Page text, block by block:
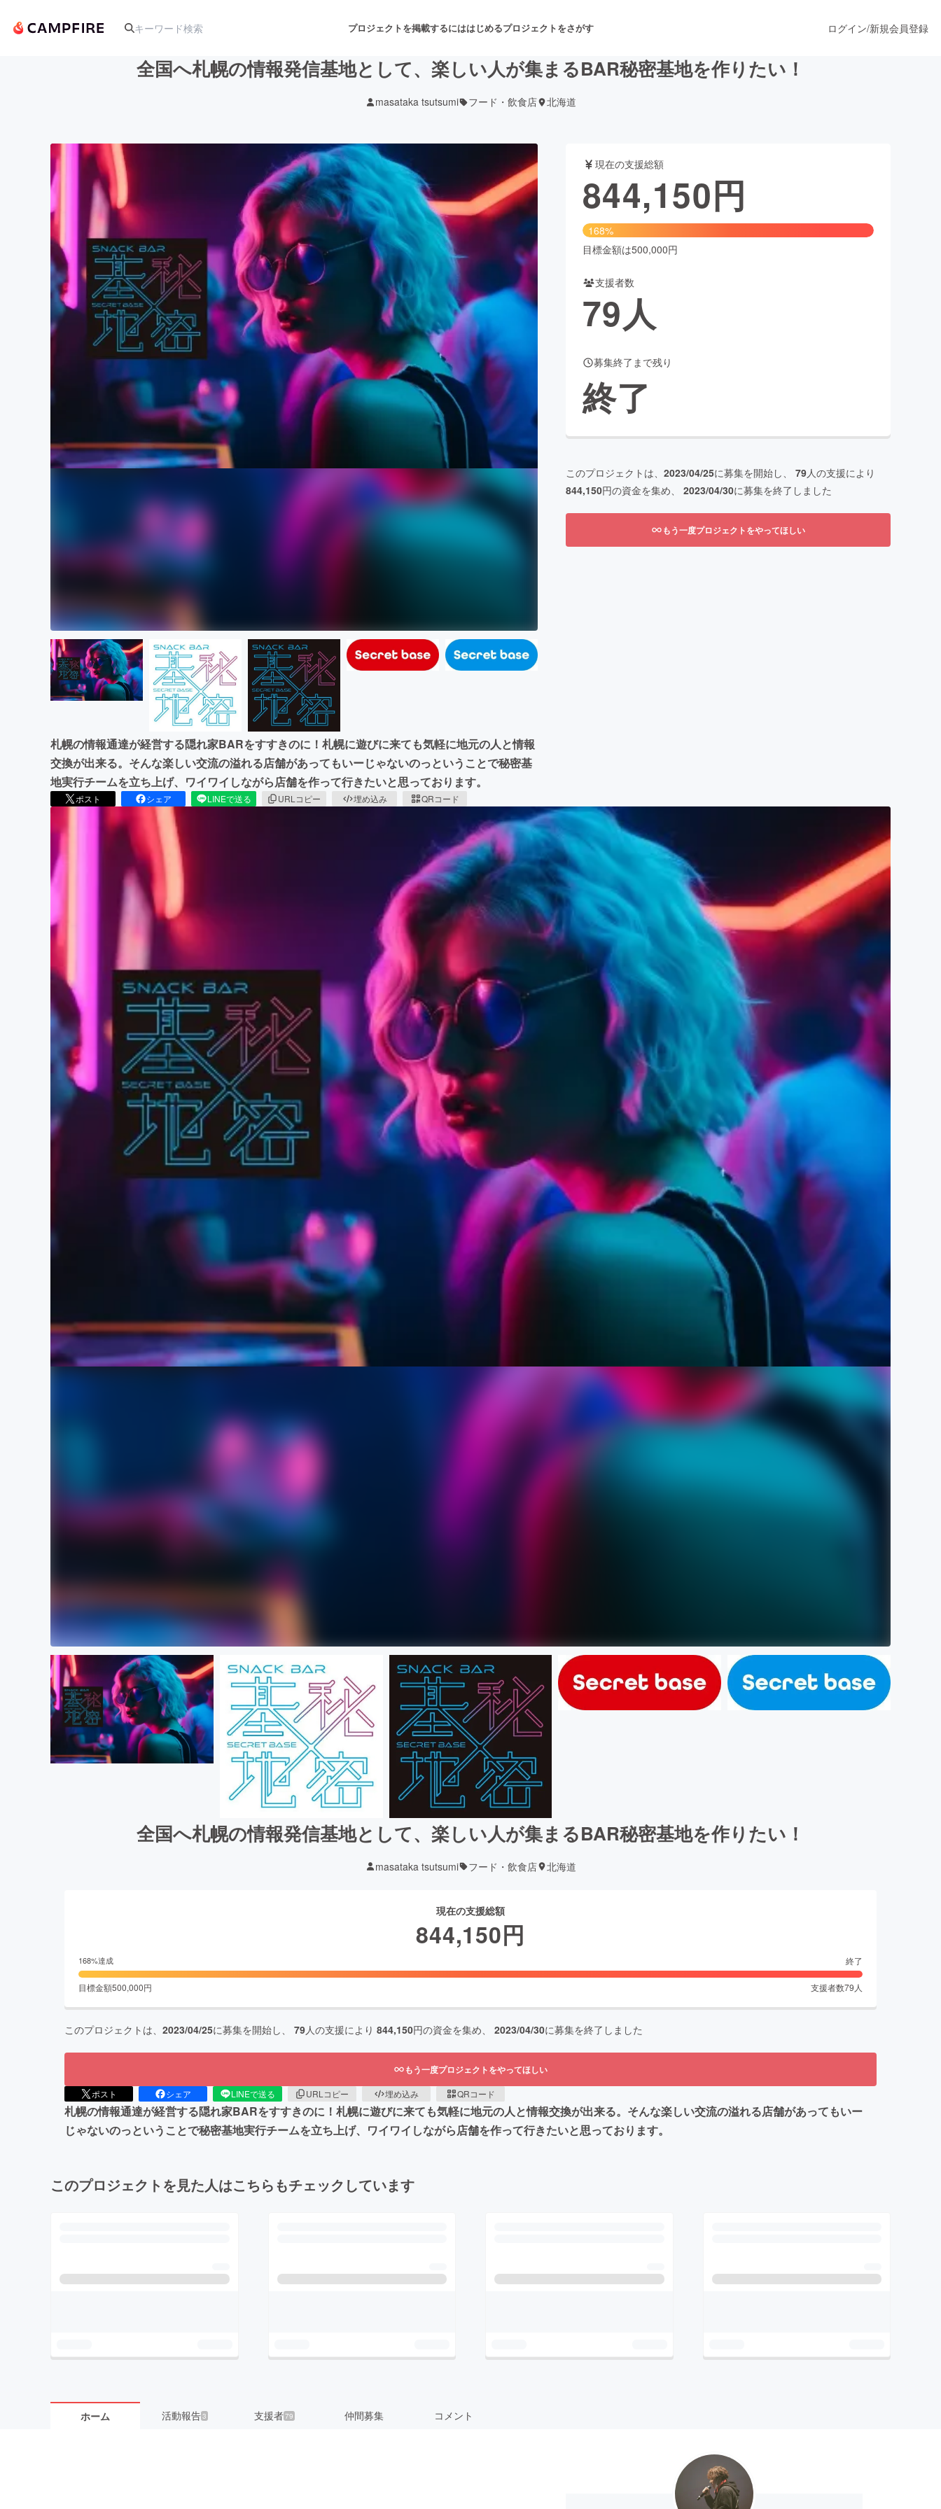
プロジェクトを掲載するにははじめるプロジェクトをさがす
音楽 舞台・パフォーマンス
テクノロジー・ガジェット ゲーム・サービス開発 フード・飲食店 ファッション
映像・映画 書籍・雑誌出版 アニメ・漫画
ビジネス・起業 チャレンジ ビューティー・ヘルスケア
まちづくり・地域活性化
CAMPFIRE for Social Good
CAMPFIRE Creation
CAMPFIREふるさと納税
machi-ya
ログイン/新規会員登録
全国へ札幌の情報発信基地として、楽しい人が集まるBAR秘密基地を作りたい！
masataka tsutsumi フード・飲食店 北海道
札幌の情報通達が経営する隠れ家BARをすすきのに！札幌に遊びに来ても気軽に地元の人と情報
交換が出来る。そんな楽しい交流の溢れる店舗があってもいーじゃないのっということで秘密基
地実行チームを立ち上げ、ワイワイしながら店舗を作って行きたいと思っております。
ポスト シェア LINEで送る URLコピー 埋め込み QRコード
現在の支援総額
844,150円
168%
目標金額は500,000円
支援者数
79人
募集終了まで残り
終了
このプロジェクトは、 2023/04/25に募集を開始し、 79人の支援により
844,150円の資金を集め、 2023/04/30に募集を終了しました
もう一度プロジェクトをやってほしい
全国へ札幌の情報発信基地として、楽しい人が集まるBAR秘密基地を作りたい！
masataka tsutsumi フード・飲食店 北海道
現在の支援総額
844,150円
168%達成 終了
目標金額500,000円 支援者数79 人
このプロジェクトは、 2023/04/25に募集を開始し、 79人の支援により 844,150円の資金を集め、 2023/04/30に募集を終了しました
もう一度プロジェクトをやってほしい
ポスト シェア LINEで送る URLコピー 埋め込み QRコード
札幌の情報通達が経営する隠れ家BARをすすきのに！札幌に遊びに来ても気軽に地元の人と情報交換が出来る。そんな楽しい交流の溢れる店舗があってもいー
じゃないのっということで秘密基地実行チームを立ち上げ、ワイワイしながら店舗を作って行きたいと思っております。
このプロジェクトを見た人はこちらもチェックしています
ホーム 活動報告3 支援者79 仲間募集 コメント